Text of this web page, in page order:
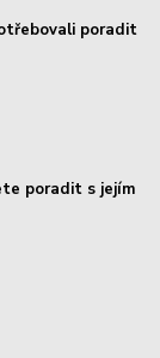
poradit
poradit s jejím